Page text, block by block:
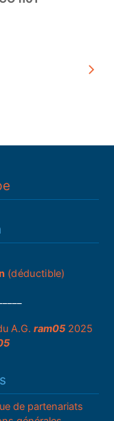
(déductible)
A.G. ram052025
de partenariats